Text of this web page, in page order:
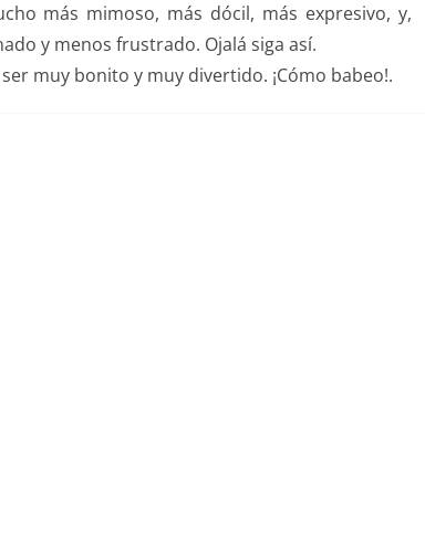
más mimoso, más dócil, más expresivo, y,
y menos frustrado. Ojalá siga así.
muy bonito y muy divertido. ¡Cómo babeo!.